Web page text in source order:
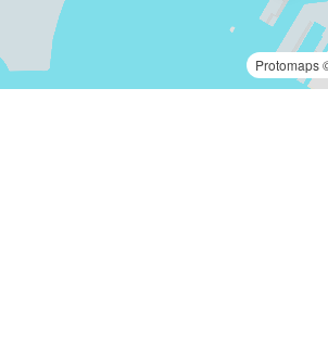
Protomaps